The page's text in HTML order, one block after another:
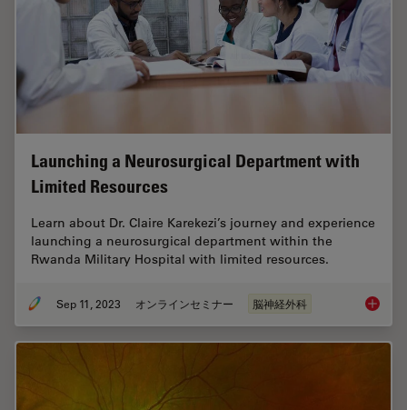
Launching a Neurosurgical Department with
Limited Resources
Learn about Dr. Claire Karekezi’s journey and experience
launching a neurosurgical department within the
Rwanda Military Hospital with limited resources.
Sep 11, 2023 オンラインセミナー 脳神経外科